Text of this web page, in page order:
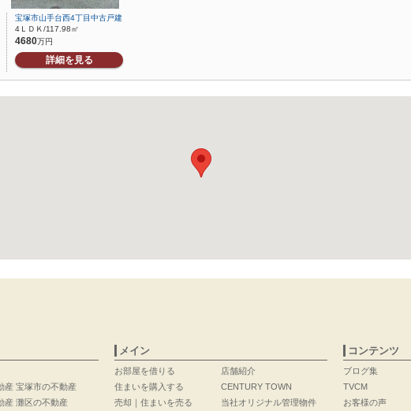
宝塚市山手台西4丁目中古戸建
4ＬＤＫ/117.98㎡
4680万円
詳細を見る
産
産
宝塚市の不動産
灘区の不動産
メイン
お部屋を借りる
住まいを購入する
売却｜住まいを売る
店舗紹介
CENTURY TOWN
当社オリジナル管理物件
コンテンツ
ブログ集
TVCM
お客様の声